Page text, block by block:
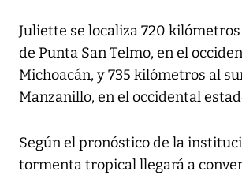
Juliette se localiza 720
de Punta San Telmo, en el
Michoacán, y 735 kilómetros al
Manzanillo, en el occidental
Según el pronóstico de la
tormenta tropical llegará a